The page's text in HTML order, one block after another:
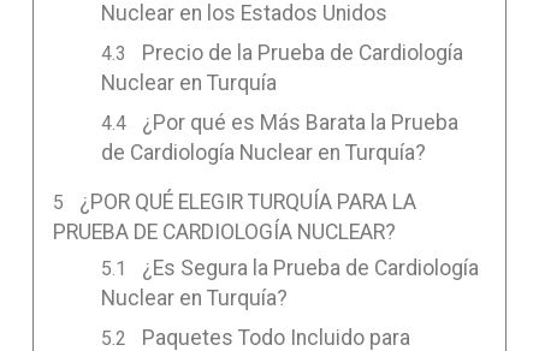
Nuclear en los Estados Unidos
Precio de la Prueba de Cardiología
Nuclear en Turquía
¿Por qué es Más Barata la Prueba
de Cardiología Nuclear en Turquía?
¿POR QUÉ ELEGIR TURQUÍA PARA LA
PRUEBA DE CARDIOLOGÍA NUCLEAR?
¿Es Segura la Prueba de Cardiología
Nuclear en Turquía?
Paquetes Todo Incluido para